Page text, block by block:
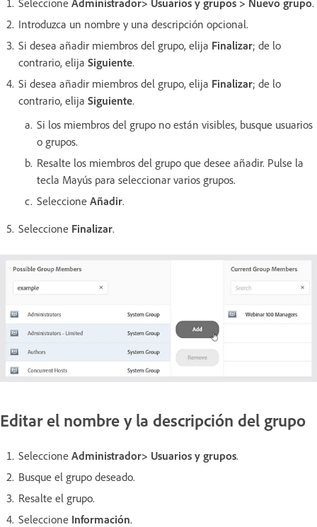
Seleccione Administrador> Usuarios y grupos > Nuevo grupo.
Introduzca un nombre y una descripción opcional.
Si desea añadir miembros del grupo, elija Finalizar; de lo
contrario, elija Siguiente.
Si desea añadir miembros del grupo, elija Finalizar; de lo
contrario, elija Siguiente.
Si los miembros del grupo no están visibles, busque usuarios
o grupos.
Resalte los miembros del grupo que desee añadir. Pulse la
tecla Mayús para seleccionar varios grupos.
Seleccione Añadir.
Seleccione Finalizar.
Editar el nombre y la descripción del grupo
Seleccione Administrador> Usuarios y grupos.
Busque el grupo deseado.
Resalte el grupo.
Seleccione Información.